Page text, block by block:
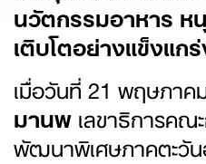
นวัตกรรมอาหาร ห
เติบโตอย่างแข็งแก
เมื่อวันที่ 21 พฤษภาค
มานพเลขาธิการคณ
พัฒนาพิเศษภาคตะวั